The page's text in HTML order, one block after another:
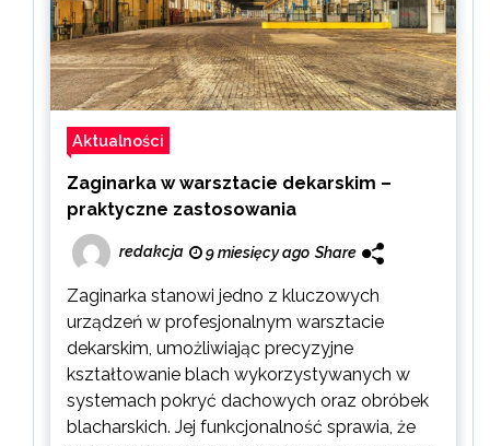
Aktualności
Zaginarka w warsztacie dekarskim –
praktyczne zastosowania
redakcja 9 miesięcy ago Share
Zaginarka stanowi jedno z kluczowych
urządzeń w profesjonalnym warsztacie
dekarskim, umożliwiając precyzyjne
kształtowanie blach wykorzystywanych w
systemach pokryć dachowych oraz obróbek
blacharskich. Jej funkcjonalność sprawia, że